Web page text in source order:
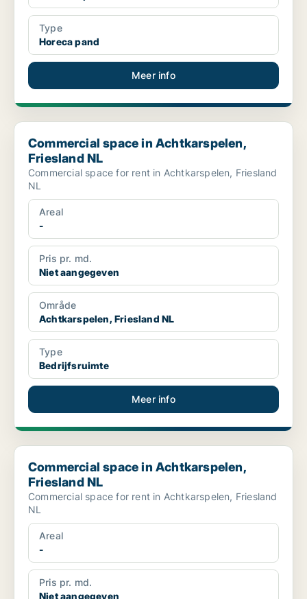
Type
Horeca pand
Meer info
Commercial space in Achtkarspelen, Friesland NL
Commercial space in Achtkarspelen,
Friesland NL
Commercial space for rent in Achtkarspelen, Friesland
NL
Areal
-
Pris pr. md.
Niet aangegeven
Område
Achtkarspelen, Friesland NL
Type
Bedrijfsruimte
Meer info
Commercial space in Achtkarspelen, Friesland NL
Commercial space in Achtkarspelen,
Friesland NL
Commercial space for rent in Achtkarspelen, Friesland
NL
Areal
-
Pris pr. md.
Niet aangegeven